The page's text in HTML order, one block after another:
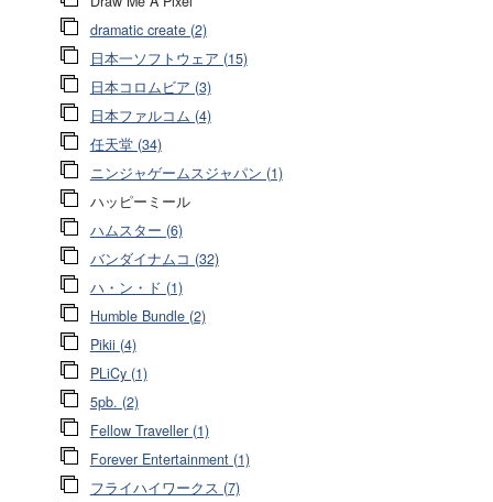
dramatic create (2)
日本一ソフトウェア (15)
日本コロムビア (3)
日本ファルコム (4)
任天堂 (34)
ニンジャゲームスジャパン (1)
ハッピーミール
ハムスター (6)
バンダイナムコ (32)
ハ・ン・ド (1)
Humble Bundle (2)
Pikii (4)
PLiCy (1)
5pb. (2)
Fellow Traveller (1)
Forever Entertainment (1)
フライハイワークス (7)